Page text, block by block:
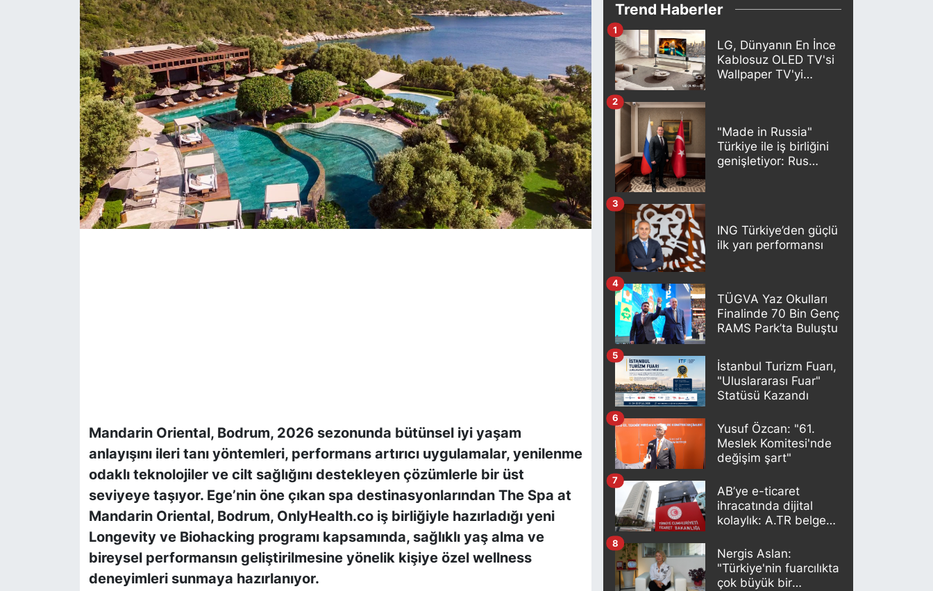
Mandarin Oriental, Bodrum, 2026 sezonunda bütünsel iyi yaşam
anlayışını ileri tanı yöntemleri, performans artırıcı uygulamalar, yenilenme
odaklı teknolojiler ve cilt sağlığını destekleyen çözümlerle bir üst
seviyeye taşıyor. Ege’nin öne çıkan spa destinasyonlarından The Spa at
Mandarin Oriental, Bodrum, OnlyHealth.co iş birliğiyle hazırladığı yeni
Longevity ve Biohacking programı kapsamında, sağlıklı yaş alma ve
bireysel performansın geliştirilmesine yönelik kişiye özel wellness
deneyimleri sunmaya hazırlanıyor.
Trend Haberler
LG, Dünyanın En İnce
Kablosuz OLED TV'si
Wallpaper TV'yi
1
"Made in Russia"
Türkiye ile iş birliğini
genişletiyor: Rus
2
ING Türkiye’den güçlü
ilk yarı performansı
3
TÜGVA Yaz Okulları
Finalinde 70 Bin Genç
RAMS Park’ta Buluştu
4
İstanbul Turizm Fuarı,
"Uluslararası Fuar"
Statüsü Kazandı
5
Yusuf Özcan: "61.
Meslek Komitesi'nde
değişim şart"
6
AB’ye e-ticaret
ihracatında dijital
kolaylık: A.TR belgesi
oluşturuluyor
7
Nergis Aslan:
"Türkiye'nin fuarcılıkta
çok büyük bir
8
KONGRE HABERLERİ
KONGRE TAKVİMİ
RÖPORTAJLAR
BİYOGRAFİLER